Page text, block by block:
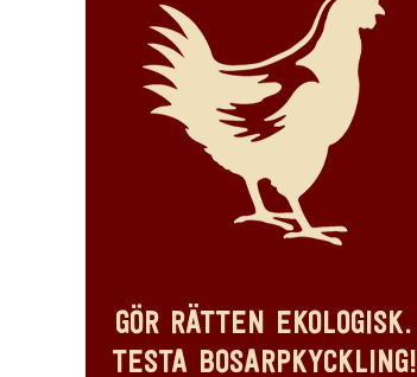
GÖR RÄTTEN EKOLOGISK.
TESTA BOSARPKYCKLING!